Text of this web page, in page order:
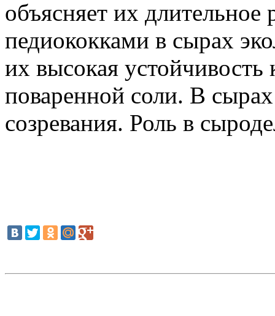
объясняет их длительное
педиококками в сырах
их высокая
поваренной соли. В
созревания. Роль в